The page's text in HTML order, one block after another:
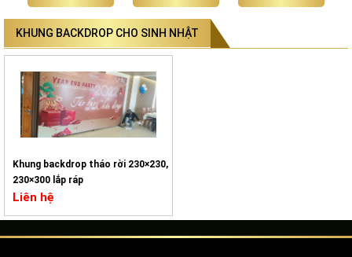
KHUNG BACKDROP CHO SINH NHẬT
Khung backdrop tháo rời 230×230,
230×300 lắp ráp
Liên hệ